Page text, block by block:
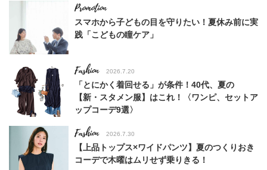
スマホから子どもの目を守りたい！夏休み前に実
践「こどもの瞳ケア」
Fashion 2026.7.20
「とにかく着回せる」が条件！40代、夏の
【新・スタメン服】はこれ！〈ワンピ、セットア
ップコーデ9選〉
Fashion 2026.7.30
【上品トップス×ワイドパンツ】夏のつくりおき
コーデで木曜はムリせず乗りきる！